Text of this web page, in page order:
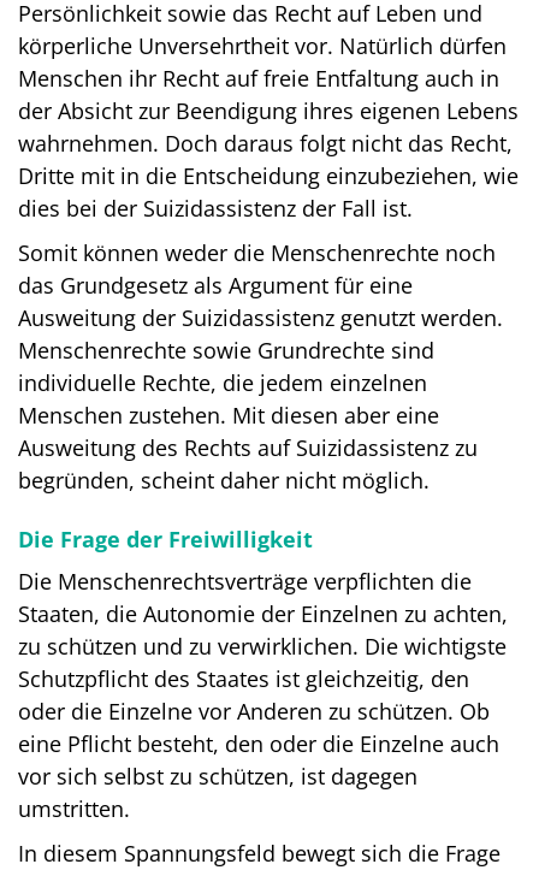
Persönlichkeit sowie das Recht auf Leben und
körperliche Unversehrtheit vor. Natürlich dürfen
Menschen ihr Recht auf freie Entfaltung auch in
der Absicht zur Beendigung ihres eigenen Lebens
wahrnehmen. Doch daraus folgt nicht das Recht,
Dritte mit in die Entscheidung einzubeziehen, wie
dies bei der Suizidassistenz der Fall ist.
Somit können weder die Menschenrechte noch
das Grundgesetz als Argument für eine
Ausweitung der Suizidassistenz genutzt werden.
Menschenrechte sowie Grundrechte sind
individuelle Rechte, die jedem einzelnen
Menschen zustehen. Mit diesen aber eine
Ausweitung des Rechts auf Suizidassistenz zu
begründen, scheint daher nicht möglich.
Die Frage der Freiwilligkeit
Die Menschenrechtsverträge verpflichten die
Staaten, die Autonomie der Einzelnen zu achten,
zu schützen und zu verwirklichen. Die wichtigste
Schutzpflicht des Staates ist gleichzeitig, den
oder die Einzelne vor Anderen zu schützen. Ob
eine Pflicht besteht, den oder die Einzelne auch
vor sich selbst zu schützen, ist dagegen
umstritten.
In diesem Spannungsfeld bewegt sich die Frage